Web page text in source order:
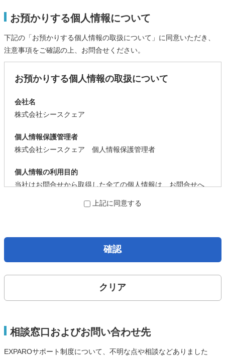
お預かりする個人情報について
下記の「お預かりする個人情報の取扱について」に同意いただき、
注意事項をご確認の上、お問合せください。
お預かりする個人情報の取扱について
会社名
株式会社シースクェア
個人情報保護管理者
株式会社シースクェア 個人情報保護管理者
個人情報の利用目的
当社はお問合せから取得した全ての個人情報は、お問合せへ
人の了解を得ることなく第三者に提供することはありませ
お問合せから取得した個人情報は委託することがありませ
開示対象個人情報の開示等および問合せ窓口について
の、利用目的の通知、開示、内容の訂正、追加または削除、
上記に同意する
クリア
確認
相談窓口およびお問い合わせ先
EXPAROサポート制度について、不明な点や相談などありました